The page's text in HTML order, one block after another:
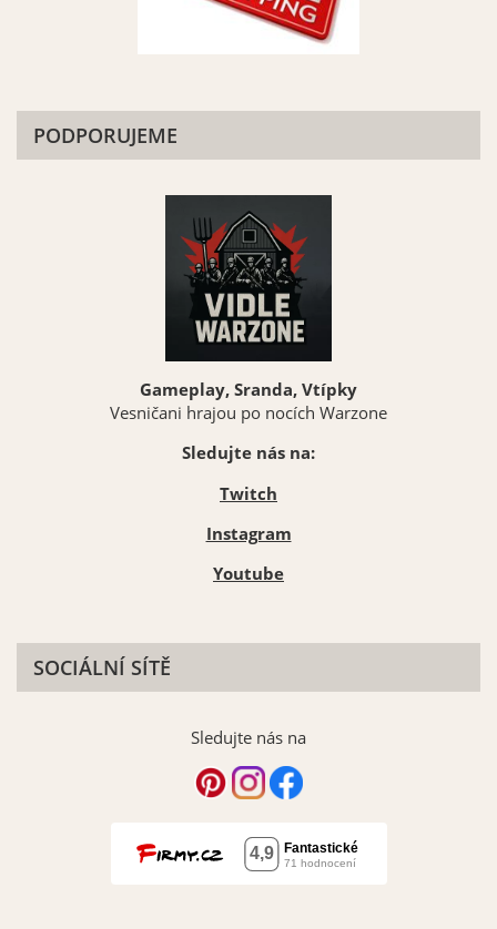
PODPORUJEME
Gameplay, Sranda, Vtípky
Vesničani hrajou po nocích Warzone
Sledujte nás na:
Twitch
Instagram
Youtube
SOCIÁLNÍ SÍTĚ
Sledujte nás na